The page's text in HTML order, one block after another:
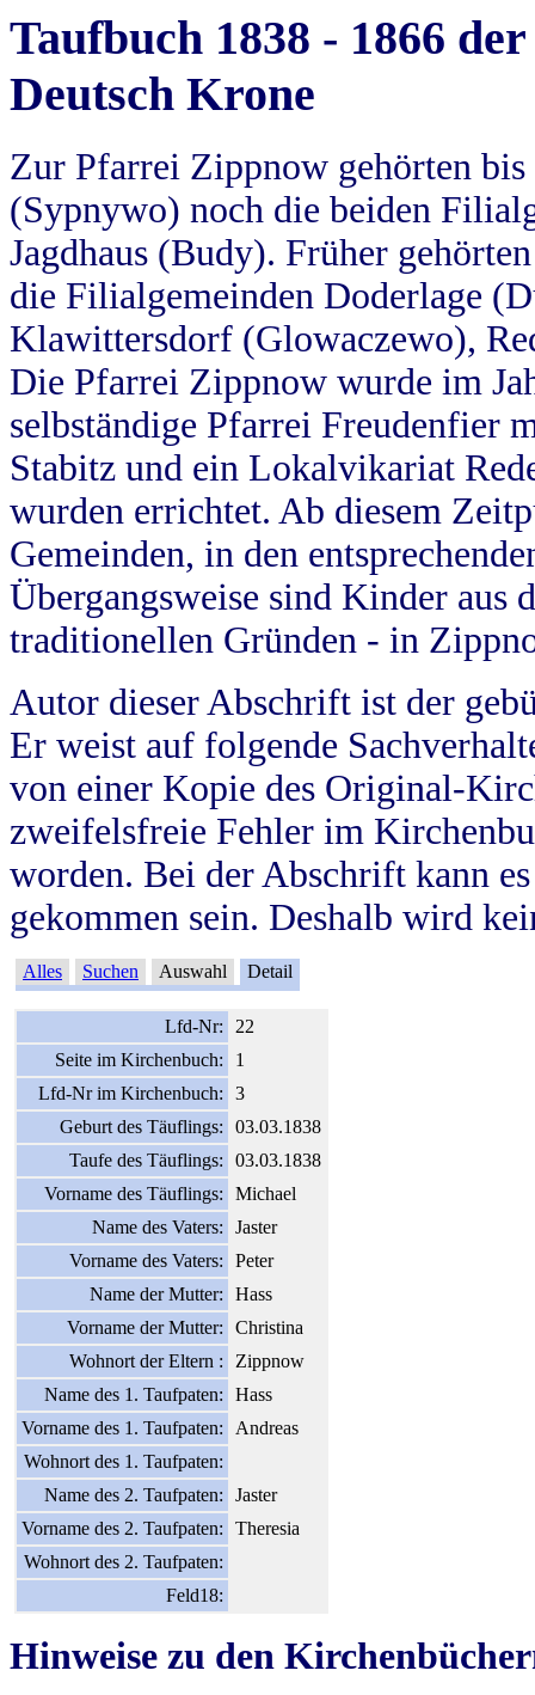
Taufbuch 1838 - 1866
Deutsch Krone
Zur Pfarrei Zippnow gehörten
(Sypnywo) noch die beiden
Jagdhaus (Budy). Früher
die Filialgemeinden Doderlage
Klawittersdorf (Glowaczewo),
Die Pfarrei Zippnow wurde im
selbständige Pfarrei Freudenfier
Stabitz und ein Lokalvikariat
wurden errichtet. Ab diesem
Gemeinden, in den
Übergangsweise sind Kinder aus
traditionellen Gründen - in
Autor dieser Abschrift ist der
Er weist auf folgende
von einer Kopie des Original-
zweifelsfreie Fehler im
worden. Bei der Abschrift kann
gekommen sein. Deshalb wird
Alles Suchen Auswahl Detail
Lfd-Nr:
22
Seite im Kirchenbuch:
1
Lfd-Nr im Kirchenbuch:
3
Geburt des Täuflings:
03.03.1838
Taufe des Täuflings:
03.03.1838
Vorname des Täuflings:
Michael
Name des Vaters:
Jaster
Vorname des Vaters:
Peter
Name der Mutter:
Hass
Vorname der Mutter:
Christina
Wohnort der Eltern :
Zippnow
Name des 1. Taufpaten:
Hass
Vorname des 1. Taufpaten:
Andreas
Wohnort des 1. Taufpaten:
Name des 2. Taufpaten:
Jaster
Vorname des 2. Taufpaten:
Theresia
Wohnort des 2. Taufpaten:
Feld18:
Hinweise zu den